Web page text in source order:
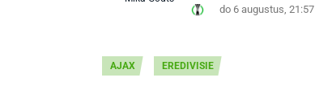
do 6 augustus, 21:57
AJAX EREDIVISIE